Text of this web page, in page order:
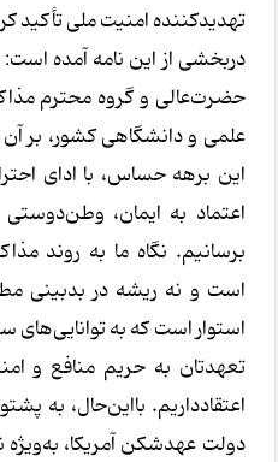
تهدیدکننده امنیت ملی تأکید
دربخشی از این نامه آمده
حضرت‌عالی و گروه محترم
علمی و دانشگاهی کشور، بر
این برهه حساس، با ادای
اعتماد به ایمان،
برسانیم. نگاه ما به روند
است و نه ریشه در بدبینی
استوار است که به توانایی‌های
تعهدتان به حریم منافع و
اعتقادداریم. بااین‌حال، به
دولت عهدشکن آمریکا،